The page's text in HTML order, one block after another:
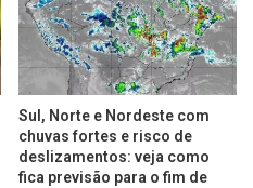
Sul, Norte e Nordeste com
chuvas fortes e risco de
deslizamentos: veja como
fica previsão para o fim de